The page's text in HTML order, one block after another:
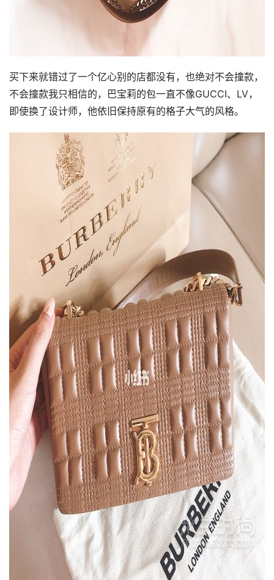
买下来就错过了一个亿心别的店都没有，也绝对不会撞款，
不会撞款我只相信的，巴宝莉的包一直不像GUCCI、LV，
即使换了设计师，他依旧保持原有的格子大气的风格。